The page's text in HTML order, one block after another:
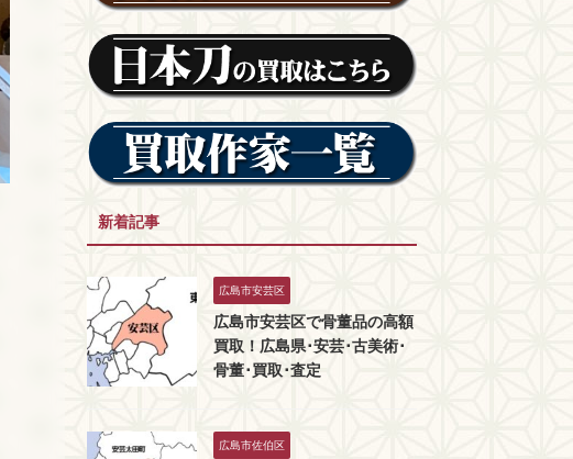
新着記事
広島市安芸区
広島市安芸区で骨董品の高額
買取！広島県･安芸･古美術･
骨董･買取･査定
広島市佐伯区